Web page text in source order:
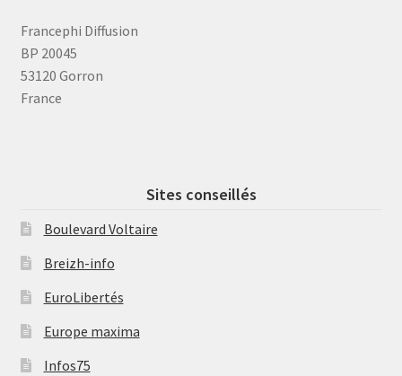
Francephi Diffusion
BP 20045
53120 Gorron
France
Sites conseillés
Boulevard Voltaire
Breizh-info
EuroLibertés
Europe maxima
Infos75